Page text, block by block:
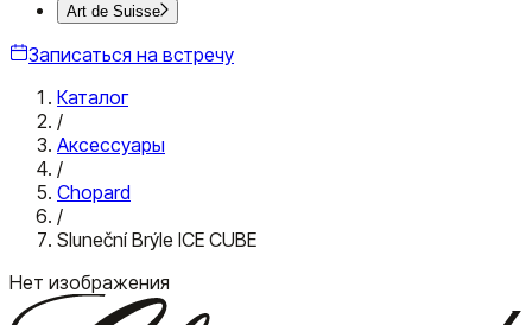
Art de Suisse
Записаться на встречу
Каталог
/
Аксессуары
/
Chopard
/
Sluneční Brýle ICE CUBE
Нет изображения